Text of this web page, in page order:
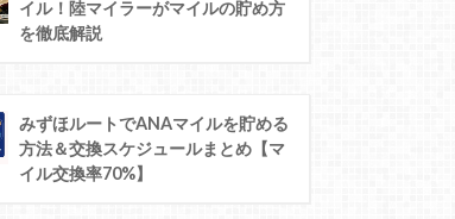
イル！陸マイラーがマイルの貯め方
を徹底解説
みずほルートでANAマイルを貯める
方法＆交換スケジュールまとめ【マ
イル交換率70%】